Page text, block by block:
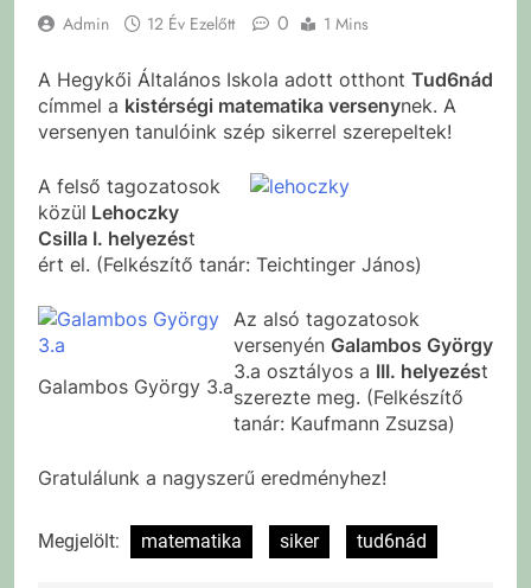
Admin 12 Év Ezelőtt 0 1 Mins
A Hegykői Általános Iskola adott otthont Tud6nád
címmel a kistérségi matematika versenynek. A
versenyen tanulóink szép sikerrel szerepeltek!
A felső tagozatosok
közül Lehoczky
Csilla I. helyezést
ért el. (Felkészítő tanár: Teichtinger János)
Galambos György 3.a
Az alsó tagozatosok
versenyén Galambos György
3.a osztályos a III. helyezést
szerezte meg. (Felkészítő
tanár: Kaufmann Zsuzsa)
Gratulálunk a nagyszerű eredményhez!
Megjelölt: matematika siker tud6nád